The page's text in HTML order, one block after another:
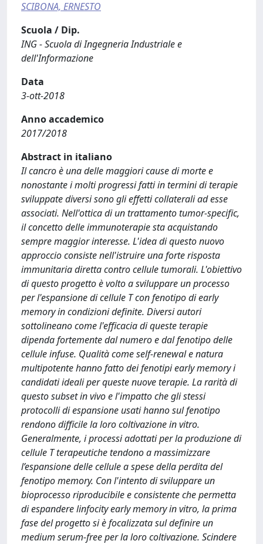
SCIBONA, ERNESTO
Scuola / Dip.
ING - Scuola di Ingegneria Industriale e
dell'Informazione
Data
3-ott-2018
Anno accademico
2017/2018
Abstract in italiano
Il cancro è una delle maggiori cause di morte e
nonostante i molti progressi fatti in termini di terapie
sviluppate diversi sono gli effetti collaterali ad esse
associati. Nell'ottica di un trattamento tumor-specific,
il concetto delle immunoterapie sta acquistando
sempre maggior interesse. L'idea di questo nuovo
approccio consiste nell'istruire una forte risposta
immunitaria diretta contro cellule tumorali. L'obiettivo
di questo progetto è volto a sviluppare un processo
per l'espansione di cellule T con fenotipo di early
memory in condizioni definite. Diversi autori
sottolineano come l'efficacia di queste terapie
dipenda fortemente dal numero e dal fenotipo delle
cellule infuse. Qualità come self-renewal e natura
multipotente hanno fatto dei fenotipi early memory i
candidati ideali per queste nuove terapie. La rarità di
questo subset in vivo e l'impatto che gli stessi
protocolli di espansione usati hanno sul fenotipo
rendono difficile la loro coltivazione in vitro.
Generalmente, i processi adottati per la produzione di
cellule T terapeutiche tendono a massimizzare
l’espansione delle cellule a spese della perdita del
fenotipo memory. Con l'intento di sviluppare un
bioprocesso riproducibile e consistente che permetta
di espandere linfocity early memory in vitro, la prima
fase del progetto si è focalizzata sul definire un
medium serum-free per la loro coltivazione. Scindere